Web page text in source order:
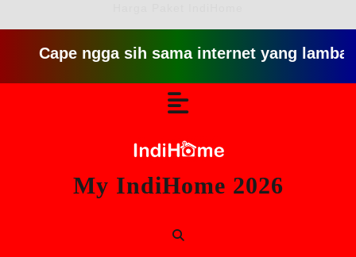
ngga sih sama internet yang lambat gitu
My IndiHome 2026